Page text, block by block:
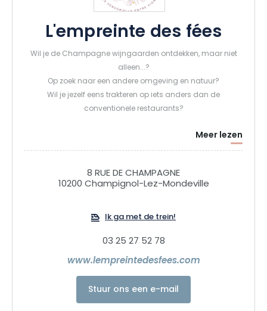
L'empreinte des fées
Wil je de Champagne wijngaarden ontdekken, maar niet
alleen...?
Op zoek naar een andere omgeving en natuur?
Wil je jezelf eens trakteren op iets anders dan de
conventionele restaurants?
Hoog boven de mist en vastgeklampt aan de steile
hellingen brengt het terroir van Champignol wijnen voort
met een onnavolgbare identiteit. Het Domaine de
Mondeville, waar de empreinte des fées is gevestigd, zet
landbouw.
Op het kalksteen- en steenplateau van de zuidelijke
Champagne, te midden van wijngaarden en bossen, kunt u
proeven van een gastronomisch en weinig bekend terroir,
Meer lezen
8 RUE DE CHAMPAGNE
10200 Champignol-Lez-Mondeville
Ik ga met de trein!
03 25 27 52 78
www.lempreintedesfees.com
Stuur ons een e-mail